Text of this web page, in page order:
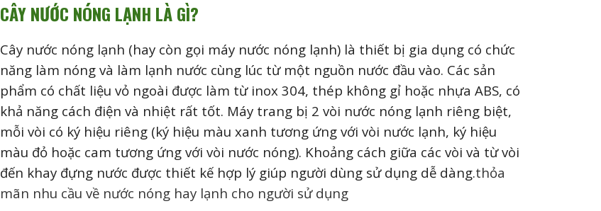
CÂY NƯỚC NÓNG LẠNH LÀ GÌ?
Cây nước nóng lạnh (hay còn gọi máy nước nóng lạnh) là thiết bị gia dụng có chức
năng làm nóng và làm lạnh nước cùng lúc từ một nguồn nước đầu vào. Các sản
phẩm có chất liệu vỏ ngoài được làm từ inox 304, thép không gỉ hoặc nhựa ABS, có
khả năng cách điện và nhiệt rất tốt. Máy trang bị 2 vòi nước nóng lạnh riêng biệt,
mỗi vòi có ký hiệu riêng (ký hiệu màu xanh tương ứng với vòi nước lạnh, ký hiệu
màu đỏ hoặc cam tương ứng với vòi nước nóng). Khoảng cách giữa các vòi và từ vòi
đến khay đựng nước được thiết kế hợp lý giúp người dùng sử dụng dễ dàng.thỏa
mãn nhu cầu về nước nóng hay lạnh cho người sử dụng